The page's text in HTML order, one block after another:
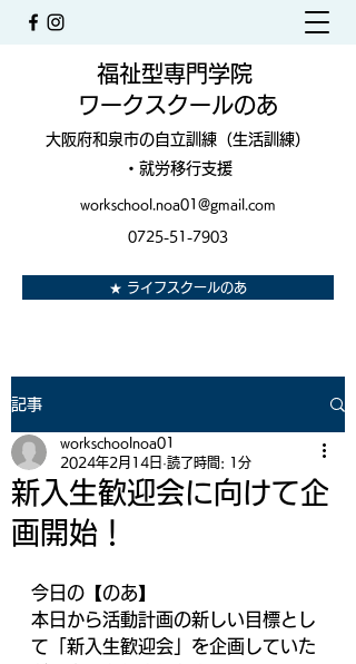
福祉型専門学院
ワークスクールのあ
大阪府和泉市の自立訓練（生活訓練）
・就労移行支援
workschool.noa01@gmail.com
0725-51-7903
★ ライフスクールのあ
記事
新入生歓迎会に向けて企
画開始！
workschoolnoa01
2024年2月14日 読了時間: 1分
今日の【のあ】
本日から活動計画の新しい目標とし
て「新入生歓迎会」を企画していた